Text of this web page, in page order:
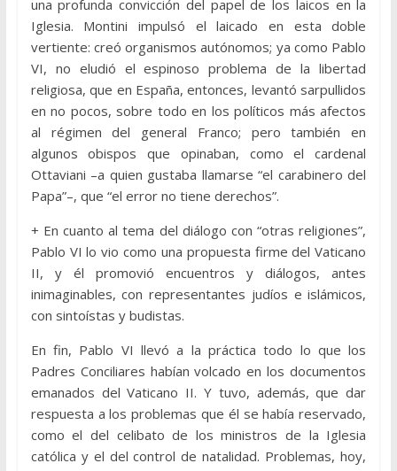
una profunda convicción del papel de los laicos en la
Iglesia. Montini impulsó el laicado en esta doble
vertiente: creó organismos autónomos; ya como Pablo
VI, no eludió el espinoso problema de la libertad
religiosa, que en España, entonces, levantó sarpullidos
en no pocos, sobre todo en los políticos más afectos
al régimen del general Franco; pero también en
algunos obispos que opinaban, como el cardenal
Ottaviani –a quien gustaba llamarse “el carabinero del
Papa”–, que “el error no tiene derechos”.
+ En cuanto al tema del diálogo con “otras religiones”,
Pablo VI lo vio como una propuesta firme del Vaticano
II, y él promovió encuentros y diálogos, antes
inimaginables, con representantes judíos e islámicos,
con sintoístas y budistas.
En fin, Pablo VI llevó a la práctica todo lo que los
Padres Conciliares habían volcado en los documentos
emanados del Vaticano II. Y tuvo, además, que dar
respuesta a los problemas que él se había reservado,
como el del celibato de los ministros de la Iglesia
católica y el del control de natalidad. Problemas, hoy,